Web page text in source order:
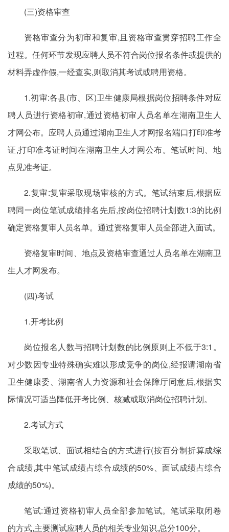
(三)资格审查
资格审查分为初审和复审,且资格审查贯穿招聘工作全
过程。任何环节发现应聘人员不符合岗位报名条件或提供的
材料弄虚作假,一经查实,则取消其考试或聘用资格。
1.初审:各县(市、区)卫生健康局根据岗位招聘条件对应
聘人员进行资格初审,通过资格初审人员名单在湖南卫生人
才网公布。应聘人员通过湖南卫生人才网报名端口打印准考
证,打印准考证时间在湖南卫生人才网公布。笔试时间、地
点见准考证。
2.复审:复审采取现场审核的方式。笔试结束后,根据应
聘同一岗位笔试成绩排名先后,按岗位招聘计划数1:3的比例
确定资格复审人员名单。通过资格复审人员全部进入面试。
资格复审时间、地点及资格审查通过人员名单在湖南卫
生人才网发布。
(四)考试
1.开考比例
岗位报名人数与招聘计划数的比例原则上不低于3:1。
对少数因专业特殊确实难以形成竞争的岗位,经报请湖南省
卫生健康委、湖南省人力资源和社会保障厅同意后,根据实
际情况可适当降低开考比例、核减或取消岗位招聘计划。
2.考试方式
采取笔试、面试相结合的方式进行(按百分制折算成综
合成绩,其中笔试成绩占综合成绩的50%、面试成绩占综合
成绩的50%)。
笔试:通过资格初审人员全部参加笔试。笔试采取闭卷
的方式,主要测试应聘人员的相关专业知识,总分100分。